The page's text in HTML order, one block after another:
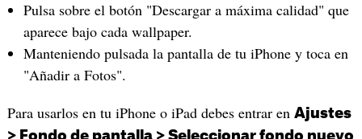
Pulsa sobre el botón "Descargar a máxima calidad" que
aparece bajo cada wallpaper.
Manteniendo pulsada la pantalla de tu iPhone y toca en
"Añadir a Fotos".
Para usarlos en tu iPhone o iPad debes entrar en Ajustes
> Fondo de pantalla > Seleccionar fondo nuevo